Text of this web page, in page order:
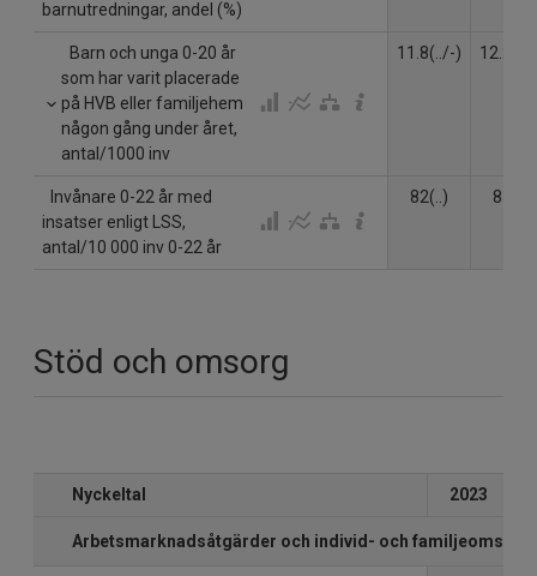
barnutredningar, andel (%)
Barn och unga 0-20 år
som har varit placerade
på HVB eller familjehem
någon gång under året,
antal/1000 inv
11.8(../-)
Invånare 0-22 år med
insatser enligt LSS,
antal/10 000 inv 0-22 år
82(..) 85(..)
Stöd och omsorg
Nyckeltal 2023
Arbetsmarknadsåtgärder och individ- och familjeomsorg